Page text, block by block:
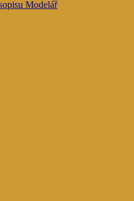
Modelář